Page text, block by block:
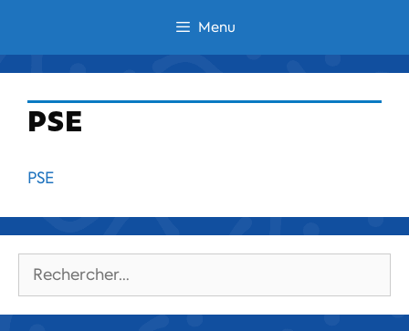
contenu
Menu
PSE
PSE
Rechercher :